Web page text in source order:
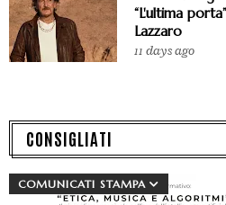
“L'ultima
Lazzaro
11 days ago
CONSIGLIATI
COMUNICATI STAMPA